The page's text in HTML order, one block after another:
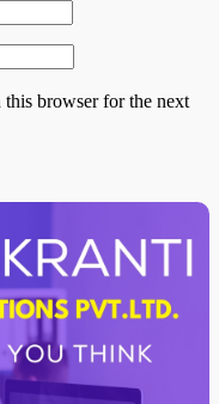
this browser for the next